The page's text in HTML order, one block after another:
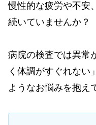
慢性的な疲労や不安
続いていませんか？
病院の検査では異常
く体調がすぐれない
ようなお悩みを抱え